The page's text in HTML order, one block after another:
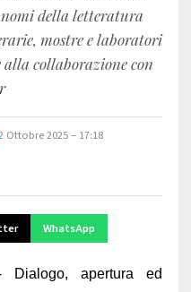
della letteratura
mostre e laboratori
collaborazione con
Ottobre 2025 – 17:18
WhatsApp
apertura ed